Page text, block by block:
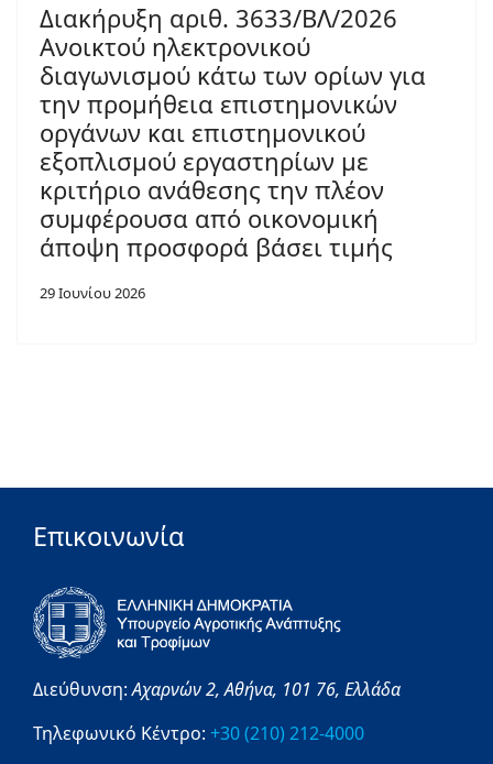
Διακήρυξη αριθ. 3633/ΒΛ/2026
Ανοικτού ηλεκτρονικού
διαγωνισμού κάτω των ορίων για
την προμήθεια επιστημονικών
οργάνων και επιστημονικού
εξοπλισμού εργαστηρίων με
κριτήριο ανάθεσης την πλέον
συμφέρουσα από οικονομική
άποψη προσφορά βάσει τιμής
29 Ιουνίου 2026
Επικοινωνία
Διεύθυνση:Αχαρνών 2,Αθήνα, 101 76, Ελλάδα
Τηλεφωνικό Κέντρο: +30 (210) 212-4000